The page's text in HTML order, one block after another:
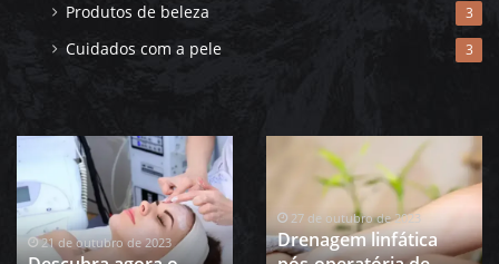
Produtos de beleza 3
Cuidados com a pele 3
Descubra
o
melhor
esfoliante
21 de outubro de 2023
Drenagem
operatória
de
27 de outubro de 2023
Drenagem linfática